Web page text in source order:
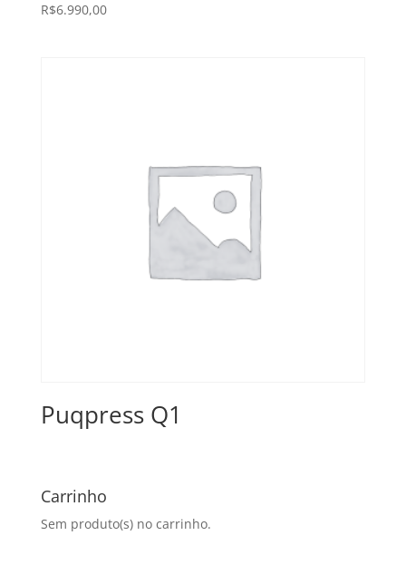
R$6.990,00
Puqpress Q1
Carrinho
Sem produto(s) no carrinho.